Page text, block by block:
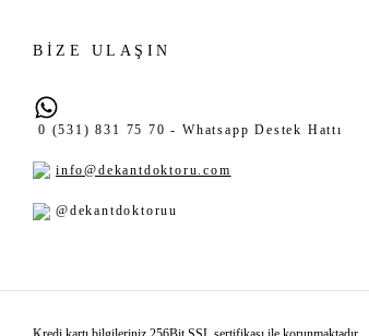
BİZE ULAŞIN
0 (531) 831 75 70 - Whatsapp Destek Hattı
info@dekantdoktoru.com
@dekantdoktoruu